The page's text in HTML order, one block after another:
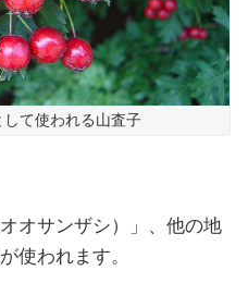
て使われる山査子
オサンザシ）」、他の地
使われます。